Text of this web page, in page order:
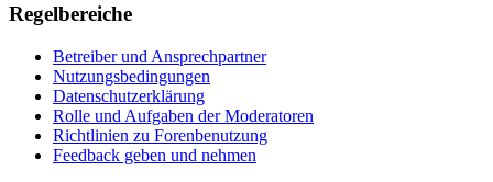
Regelbereiche
Betreiber und Ansprechpartner
Nutzungsbedingungen
Datenschutzerklärung
Rolle und Aufgaben der Moderatoren
Richtlinien zu Forenbenutzung
Feedback geben und nehmen